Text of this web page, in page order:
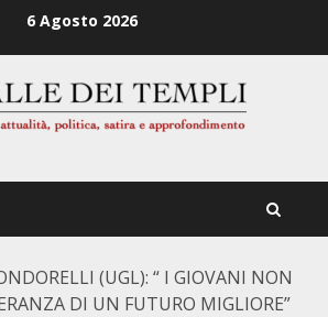
6 Agosto 2026
(UGL): “ I GIOVANI NON
DI UN FUTURO MIGLIORE”